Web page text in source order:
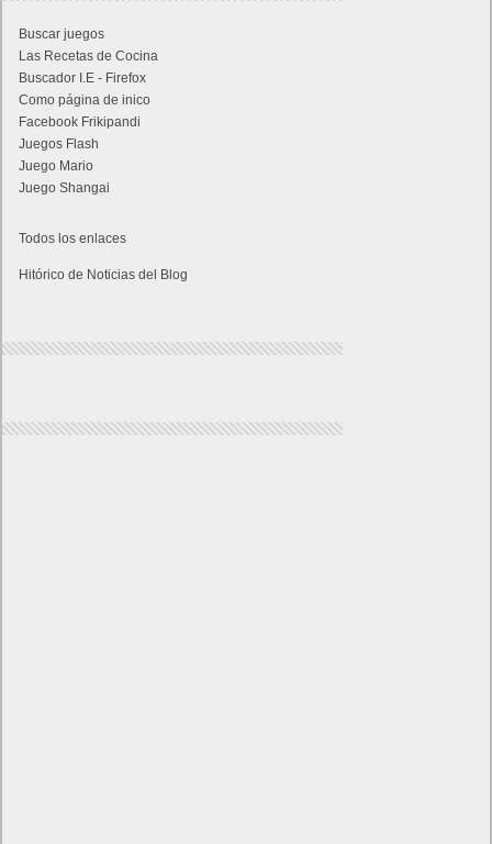
Buscar juegos
Las Recetas de Cocina
Buscador I.E - Firefox
Como página de inico
Facebook Frikipandi
Juegos Flash
Juego Mario
Juego Shangai
Todos los enlaces
Hitórico de Noticias del Blog